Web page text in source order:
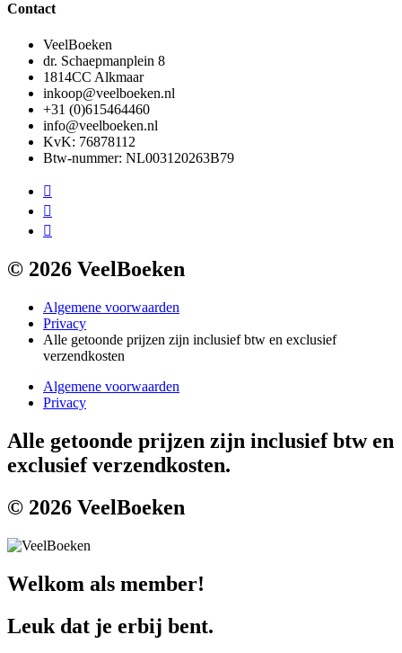
Contact
VeelBoeken
dr. Schaepmanplein 8
1814CC Alkmaar
inkoop@veelboeken.nl
+31 (0)615464460
info@veelboeken.nl
KvK: 76878112
Btw-nummer: NL003120263B79
© 2026 VeelBoeken
Algemene voorwaarden
Privacy
Alle getoonde prijzen zijn inclusief btw en exclusief
verzendkosten
Algemene voorwaarden
Privacy
Alle getoonde prijzen zijn inclusief btw en
exclusief verzendkosten.
© 2026 VeelBoeken
Welkom als member!
Leuk dat je erbij bent.